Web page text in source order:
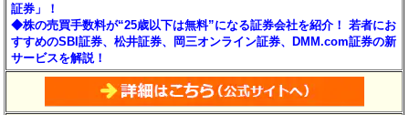
証券」！
◆株の売買手数料が“25歳以下は無料”になる証券会社を紹介！ 若者にお
すすめのSBI証券、松井証券、岡三オンライン証券、DMM.com証券の新
サービスを解説！